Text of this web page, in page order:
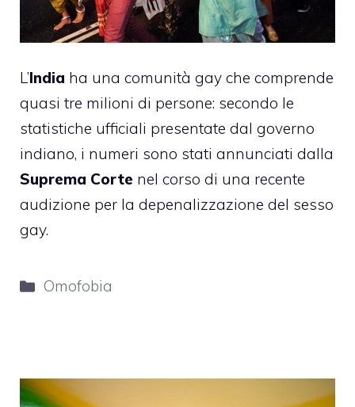
L’India ha una comunità gay che comprende
quasi tre milioni di persone: secondo le
statistiche ufficiali presentate dal governo
indiano, i numeri sono stati annunciati dalla
Suprema Corte nel corso di una recente
audizione per la depenalizzazione del sesso
gay.
Categorie
Omofobia